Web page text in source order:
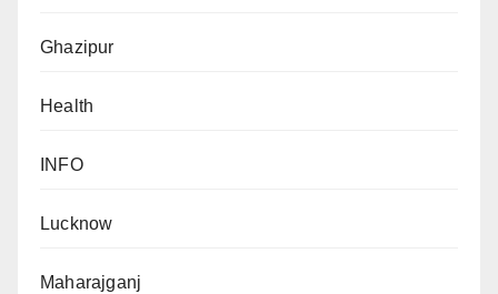
Ghazipur
Health
INFO
Lucknow
Maharajganj